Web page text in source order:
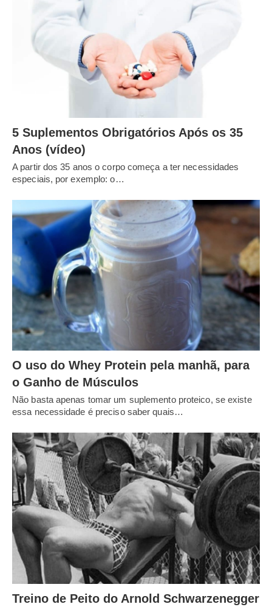
5 Suplementos Obrigatórios Após os 35
Anos (vídeo)
A partir dos 35 anos o corpo começa a ter necessidades
especiais, por exemplo: o…
O uso do Whey Protein pela manhã, para
o Ganho de Músculos
Não basta apenas tomar um suplemento proteico, se existe
essa necessidade é preciso saber quais…
Treino de Peito do Arnold Schwarzenegger